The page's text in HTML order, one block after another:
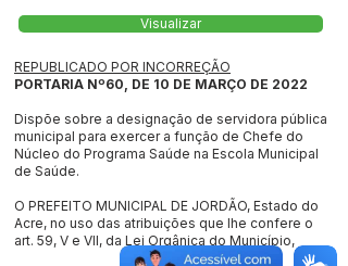
Visualizar
REPUBLICADO POR INCORREÇÃO
PORTARIA Nº60, DE 10 DE MARÇO DE 2022
Dispõe sobre a designação de servidora pública
municipal para exercer a função de Chefe do
Núcleo do Programa Saúde na Escola Municipal
de Saúde.
O PREFEITO MUNICIPAL DE JORDÃO, Estado do
Acre, no uso das atribuições que lhe confere o
art. 59, V e VII, da Lei Orgânica do Município,